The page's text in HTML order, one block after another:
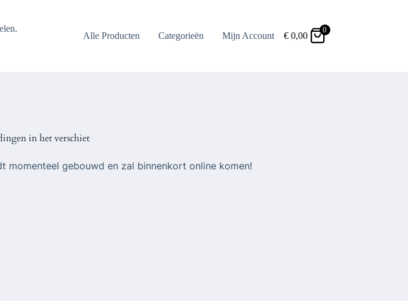
Alle Producten Categorieën Mijn Account €0,00
0
in het verschiet
gebouwd en zal binnenkort online komen!